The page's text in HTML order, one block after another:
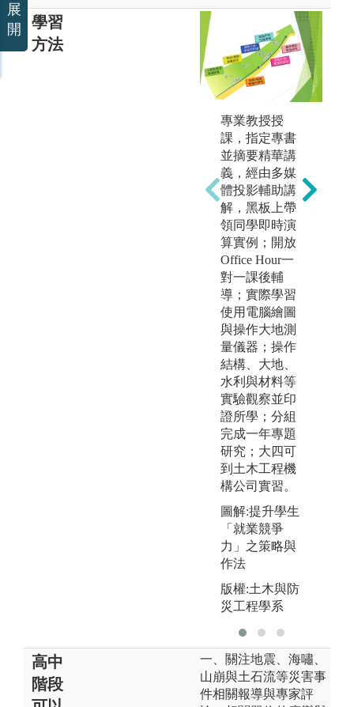
學習
方法
專業教授授
課，指定專書
並摘要精華講
義，經由多媒
體投影輔助講
解，黑板上帶
領同學即時演
算實例；開放
Office Hour一
對一課後輔
導；實際學習
使用電腦繪圖
與操作大地測
量儀器；操作
結構、大地、
水利與材料等
實驗觀察並印
證所學；分組
完成一年專題
研究；大四可
到土木工程機
構公司實習。
圖解:提升學生
「就業競爭
力」之策略與
作法
版權:土木與防
災工程學系
高中
階段
一、關注地震、海嘯、
山崩與土石流等災害事
件相關報導與專家評
展
開